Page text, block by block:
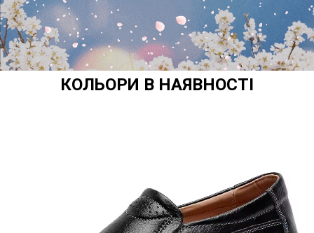
КОЛЬОРИ В НАЯВНОСТІ